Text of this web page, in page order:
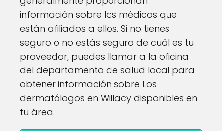
información sobre los médicos que
están afiliados a ellos. Si no tienes
seguro o no estás seguro de cuál es tu
proveedor, puedes llamar a la oficina
del departamento de salud local para
obtener información sobre Los
dermatólogos en Willacy disponibles en
tu área.